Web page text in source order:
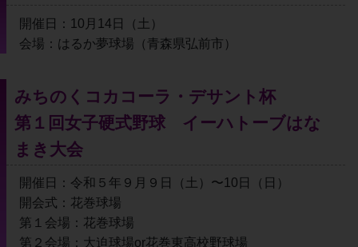
開催日：10月14日（土）
会場：はるか夢球場（青森県弘前市）
みちのくコカコーラ・デサント杯
第１回女子硬式野球　イーハトーブはな
まき大会
開催日：令和５年９月９日（土）〜10日（日）
開会式：花巻球場
第１会場：花巻球場
第２会場：大迫球場or花巻東高校野球場